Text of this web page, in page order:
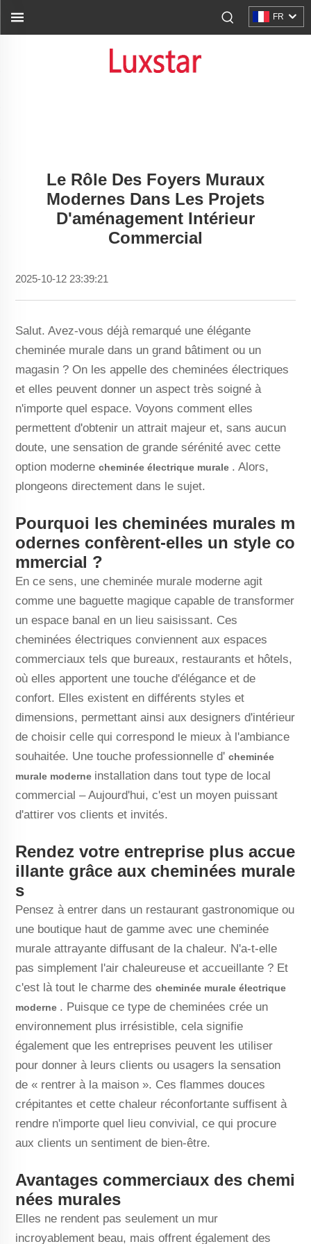
FR
Le Rôle Des Foyers Muraux
Modernes Dans Les Projets
D'aménagement Intérieur
Commercial
2025-10-12 23:39:21
Salut. Avez-vous déjà remarqué une élégante
cheminée murale dans un grand bâtiment ou un
magasin ? On les appelle des cheminées électriques
et elles peuvent donner un aspect très soigné à
n'importe quel espace. Voyons comment elles
permettent d'obtenir un attrait majeur et, sans aucun
doute, une sensation de grande sérénité avec cette
option moderne cheminée électrique murale . Alors,
plongeons directement dans le sujet.
Pourquoi les cheminées murales m
odernes confèrent-elles un style co
mmercial ?
En ce sens, une cheminée murale moderne agit
comme une baguette magique capable de transformer
un espace banal en un lieu saisissant. Ces
cheminées électriques conviennent aux espaces
commerciaux tels que bureaux, restaurants et hôtels,
où elles apportent une touche d'élégance et de
confort. Elles existent en différents styles et
dimensions, permettant ainsi aux designers d'intérieur
de choisir celle qui correspond le mieux à l'ambiance
souhaitée. Une touche professionnelle d' cheminée
murale moderne installation dans tout type de local
commercial – Aujourd'hui, c'est un moyen puissant
d'attirer vos clients et invités.
Rendez votre entreprise plus accue
illante grâce aux cheminées murale
s
Pensez à entrer dans un restaurant gastronomique ou
une boutique haut de gamme avec une cheminée
murale attrayante diffusant de la chaleur. N'a-t-elle
pas simplement l'air chaleureuse et accueillante ? Et
c'est là tout le charme des cheminée murale électrique
moderne . Puisque ce type de cheminées crée un
environnement plus irrésistible, cela signifie
également que les entreprises peuvent les utiliser
pour donner à leurs clients ou usagers la sensation
de « rentrer à la maison ». Ces flammes douces
crépitantes et cette chaleur réconfortante suffisent à
rendre n'importe quel lieu convivial, ce qui procure
aux clients un sentiment de bien-être.
Avantages commerciaux des chemi
nées murales
Elles ne rendent pas seulement un mur
incroyablement beau, mais offrent également des